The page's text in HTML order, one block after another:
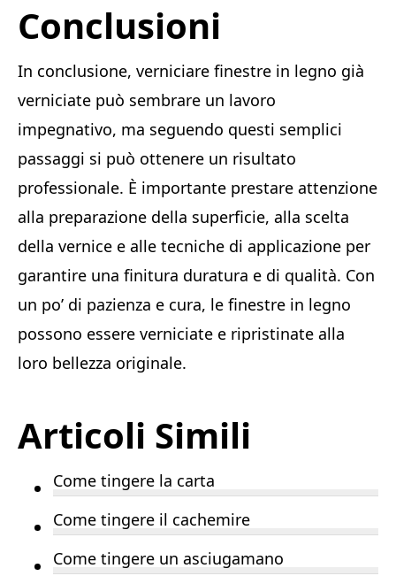
Conclusioni
In conclusione, verniciare finestre in legno già
verniciate può sembrare un lavoro
impegnativo, ma seguendo questi semplici
passaggi si può ottenere un risultato
professionale. È importante prestare attenzione
alla preparazione della superficie, alla scelta
della vernice e alle tecniche di applicazione per
garantire una finitura duratura e di qualità. Con
un po’ di pazienza e cura, le finestre in legno
possono essere verniciate e ripristinate alla
loro bellezza originale.
Articoli Simili
Come tingere la carta
Come tingere il cachemire
Come tingere un asciugamano